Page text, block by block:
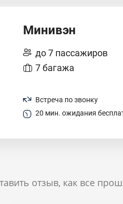
Минивэн
до 7 пассажиров
7 багажа
Встреча по звонку
20 мин. ожидания
отзыв, как все